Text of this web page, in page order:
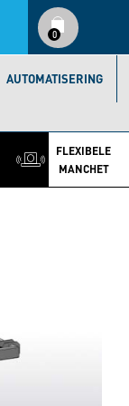
0
AUTOMATISERING
FLEXIBELE
MANCHET